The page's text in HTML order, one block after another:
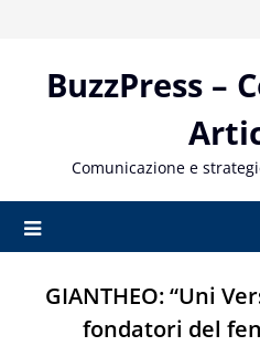
contentBuzzPress –
Comunicazione e
GIANTHEO: “Uni
fondatori del